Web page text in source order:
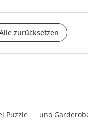
Alle zurücksetzen
Puzzle uno